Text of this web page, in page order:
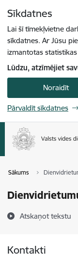
Sīkdatnes
Lai šī tīmekļvietne
sīkdatnes. Ar Jūsu
izmantotas
Lūdzu, atzīmējiet
Noraidīt
Pārvaldīt sīkdatnes
Sākums
Atskaņot tekstu
Kontakti